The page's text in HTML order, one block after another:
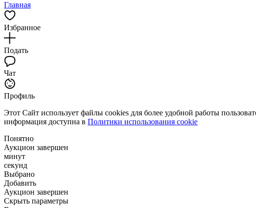
Главная
Избранное
Подать
Чат
Профиль
Этот Сайт использует файлы cookies для более удобной работы
информация доступна в Политики использования cookie
Понятно
Аукцион завершен
минут
секунд
Выбрано
Добавить
Аукцион завершен
Скрыть параметры